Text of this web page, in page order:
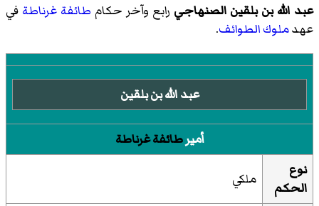
عبد الله بن بلقين الصنهاجي رابع وآخر حكام طائفة غرناطة في
عهدملوك الطوائف.
عبد الله بن بلقين
أميرطائفة غرناطة
نوع
الحكم
ملكي